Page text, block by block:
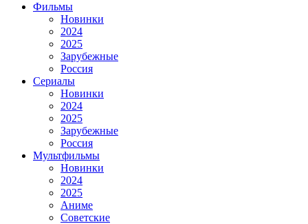
Фильмы
Новинки
2024
2025
Зарубежные
Россия
Сериалы
Новинки
2024
2025
Зарубежные
Россия
Мультфильмы
Новинки
2024
2025
Аниме
Советские